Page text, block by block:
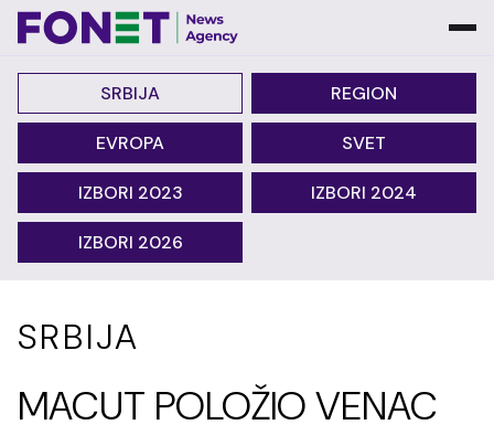
SRBIJA REGION
EVROPA SVET
IZBORI 2023 IZBORI 2024
IZBORI 2026
SRBIJA
MACUT POLOŽIO VENAC